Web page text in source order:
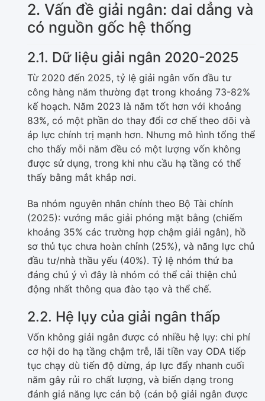
2. Vấn đề giải ngân: dai dẳng và
có nguồn gốc hệ thống
2.1. Dữ liệu giải ngân 2020-2025
Từ 2020 đến 2025, tỷ lệ giải ngân vốn đầu tư
công hàng năm thường đạt trong khoảng 73-82%
kế hoạch. Năm 2023 là năm tốt hơn với khoảng
83%, có một phần do thay đổi cơ chế theo dõi và
áp lực chính trị mạnh hơn. Nhưng mô hình tổng thể
cho thấy mỗi năm đều có một lượng vốn không
được sử dụng, trong khi nhu cầu hạ tầng có thể
thấy bằng mắt khắp nơi.
Ba nhóm nguyên nhân chính theo Bộ Tài chính
(2025): vướng mắc giải phóng mặt bằng (chiếm
khoảng 35% các trường hợp chậm giải ngân), hồ
sơ thủ tục chưa hoàn chỉnh (25%), và năng lực chủ
đầu tư/nhà thầu yếu (40%). Tỷ lệ nhóm thứ ba
đáng chú ý vì đây là nhóm có thể cải thiện chủ
động nhất thông qua đào tạo và thể chế.
2.2. Hệ lụy của giải ngân thấp
Vốn không giải ngân được có nhiều hệ lụy: chi phí
cơ hội do hạ tầng chậm trễ, lãi tiền vay ODA tiếp
tục chạy dù tiến độ dừng, áp lực đẩy nhanh cuối
năm gây rủi ro chất lượng, và biến dạng trong
đánh giá năng lực cán bộ (cán bộ giải ngân được